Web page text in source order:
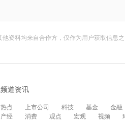
资料均来自合作方，仅作为用户获取信息
频道资讯
热点 上市公司 科技 基金 金融
产经
消费 观点 宏观 视频